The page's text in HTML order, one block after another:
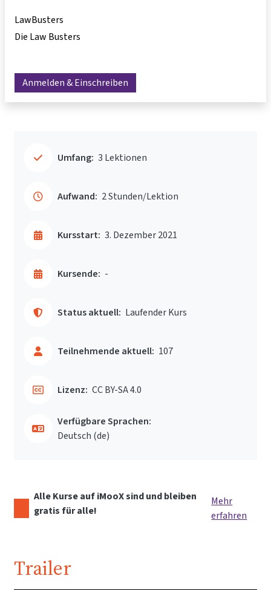
LawBusters
Die Law Busters
Anmelden & Einschreiben
Umfang: 3 Lektionen
Aufwand: 2 Stunden/Lektion
Kursstart: 3. Dezember 2021
Kursende: -
Status aktuell: Laufender Kurs
Teilnehmende aktuell: 107
Lizenz: CC BY-SA 4.0
Verfügbare Sprachen:
Deutsch ‎(de)‎
Alle Kurse auf iMooX sind und bleiben
gratis für alle!
Mehr
erfahren
Trailer